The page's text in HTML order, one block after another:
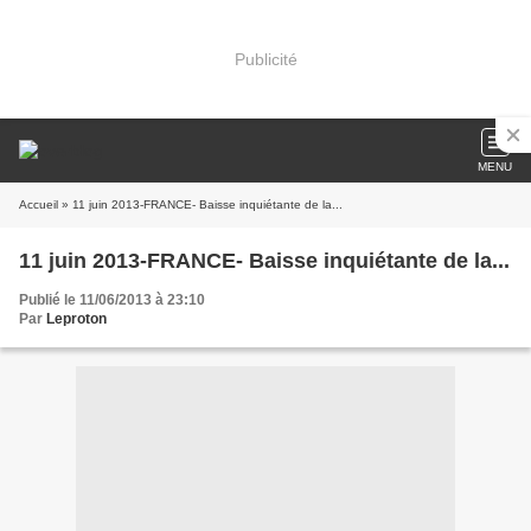
Publicité
MENU
Accueil » 11 juin 2013-FRANCE- Baisse inquiétante de la...
11 juin 2013-FRANCE- Baisse inquiétante de la...
Publié le 11/06/2013 à 23:10
Par Leproton